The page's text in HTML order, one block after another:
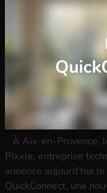
À Aix-en-Provence,
Pixxle, entreprise
annonce aujourd’hui
QuickConnect, une